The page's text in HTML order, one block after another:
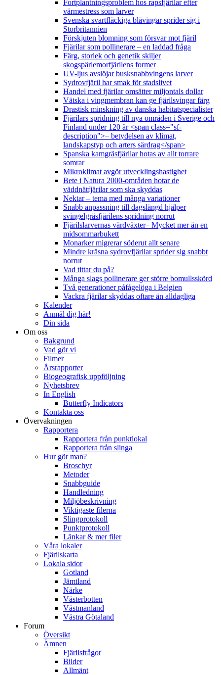
Fortplantningsproblem hos rapsfjärilar efter
värmestress som larver
Svenska svartfläckiga blåvingar sprider sig i
Storbritannien
Förskjuten blomning som försvar mot fjäril
Fjärilar som pollinerare – en laddad fråga
Färg, storlek och genetik skiljer
skogspärlemorfjärilens former
UV-ljus avslöjar busksnabbvingens larver
Sydrovfjäril har smak för stadslivet
Handel med fjärilar omsätter miljontals dollar
Vätska i vingmembran kan ge fjärilsvingar färg
Drastisk minskning av danska habitatspecialister
Fjärilars spridning till nya områden i Sverige och
Finland under 120 år <span class="sf-
description">– betydelsen av klimat,
landskapstyp och arters särdrag</span>
Spanska kamgräsfjärilar hotas av allt torrare
somrar
Mikroklimat avgör utvecklingshastighet
Bete i Natura 2000-områden hotar de
väddnätfjärilar som ska skyddas
Nektar – tema med många variationer
Snabb anpassning till dagslängd hjälper
svingelgräsfjärilens spridning norrut
Fjärilslarvernas värdväxter– Mycket mer än en
midsommarbukett
Monarker migrerar söderut allt senare
Mindre kräsna sydrovfjärilar sprider sig snabbt
norrut
Vad tittar du på?
Många slags pollinerare ger större bomullsskörd
Två generationer påfågelöga i Belgien
Vackra fjärilar skyddas oftare än alldagliga
Kalender
Anmäl dig här!
Din sida
Om oss
Bakgrund
Vad gör vi
Filmer
Årsrapporter
Biogeografisk uppföljning
Nyhetsbrev
In English
Butterfly Indicators
Kontakta oss
Övervakningen
Rapportera
Rapportera från punktlokal
Rapportera från slinga
Hur gör man?
Broschyr
Metoder
Snabbguide
Handledning
Miljöbeskrivning
Viktigaste filerna
Slingprotokoll
Punktprotokoll
Länkar & mer filer
Våra lokaler
Fjärilskarta
Lokala sidor
Gotland
Jämtland
Närke
Västerbotten
Västmanland
Västra Götaland
Forum
Översikt
Ämnen
Fjärilsfrågor
Bilder
Allmänt